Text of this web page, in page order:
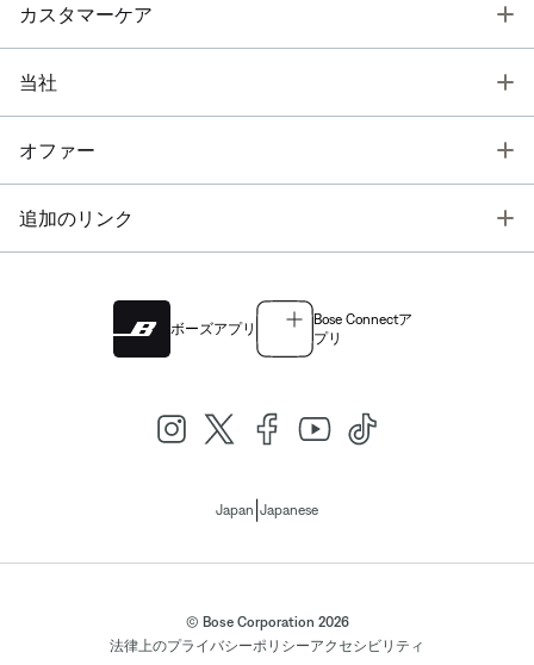
カスタマーケア
当社
オファー
追加のリンク
ボーズアプリ
Bose Connectア
プリ
Japan Japanese
© Bose Corporation 2026
法律上のプライバシーポリシーアクセシビリティ